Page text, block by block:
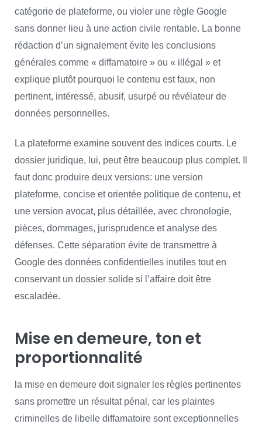
catégorie de plateforme, ou violer une règle Google
sans donner lieu à une action civile rentable. La bonne
rédaction d’un signalement évite les conclusions
générales comme « diffamatoire » ou « illégal » et
explique plutôt pourquoi le contenu est faux, non
pertinent, intéressé, abusif, usurpé ou révélateur de
données personnelles.
La plateforme examine souvent des indices courts. Le
dossier juridique, lui, peut être beaucoup plus complet. Il
faut donc produire deux versions: une version
plateforme, concise et orientée politique de contenu, et
une version avocat, plus détaillée, avec chronologie,
pièces, dommages, jurisprudence et analyse des
défenses. Cette séparation évite de transmettre à
Google des données confidentielles inutiles tout en
conservant un dossier solide si l’affaire doit être
escaladée.
Mise en demeure, ton et
proportionnalité
la mise en demeure doit signaler les règles pertinentes
sans promettre un résultat pénal, car les plaintes
criminelles de libelle diffamatoire sont exceptionnelles